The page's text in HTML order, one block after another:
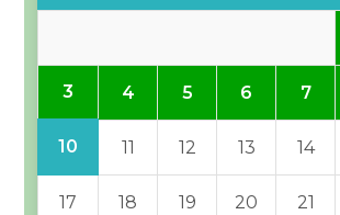
3 4 5 6 7
10 11 12 13 14
17 18 19 20 21